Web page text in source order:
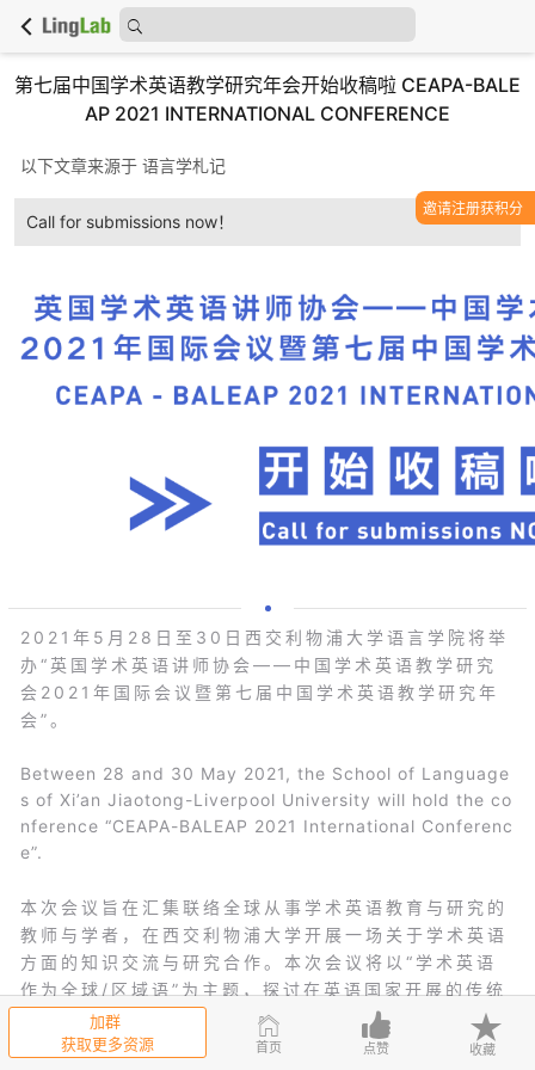
第七届中国学术英语教学研究年会开始收稿啦 CEAPA-BALE
AP 2021 INTERNATIONAL CONFERENCE
以下文章来源于 语言学札记
Call for submissions now！
2021年5月28日至30日西交利物浦大学语言学院将举
办“英国学术英语讲师协会——中国学术英语教学研究
会2021年国际会议暨第七届中国学术英语教学研究年
会”。
Between 28 and 30 May 2021, the School of Language
s of Xi’an Jiaotong-Liverpool University will hold the co
nference “CEAPA-BALEAP 2021 International Conferenc
e”.
本次会议旨在汇集联络全球从事学术英语教育与研究的
教师与学者，在西交利物浦大学开展一场关于学术英语
方面的知识交流与研究合作。本次会议将以“学术英语
作为全球/区域语”为主题，探讨在英语国家开展的传统
学术英语如何适用于非英语国家的教学，以及学术英语
如何逐渐发展成一门具有多样性并不断发展的全球/本
邀请注册获积分
加群
获取更多资源
首页 点赞 收藏